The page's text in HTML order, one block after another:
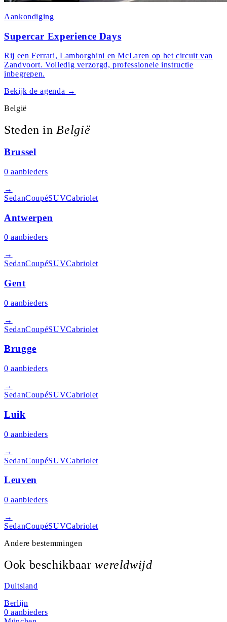
Aankondiging
Supercar Experience Days
Rij een Ferrari, Lamborghini en McLaren op het circuit van
Zandvoort. Volledig verzorgd, professionele instructie
inbegrepen.
Bekijk de agenda →
België
Steden in België
Brussel
0 aanbieders
→
SedanCoupéSUVCabriolet
Antwerpen
0 aanbieders
→
SedanCoupéSUVCabriolet
Gent
0 aanbieders
→
SedanCoupéSUVCabriolet
Brugge
0 aanbieders
→
SedanCoupéSUVCabriolet
Luik
0 aanbieders
→
SedanCoupéSUVCabriolet
Leuven
0 aanbieders
→
SedanCoupéSUVCabriolet
Andere bestemmingen
Ook beschikbaarwereldwijd
Duitsland
Berlijn
0 aanbieders